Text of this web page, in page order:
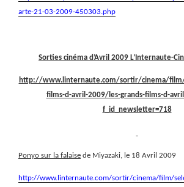
arte-21-03-2009-450303.php
Sorties cinéma d’Avril 2009 L’Internaute-
http://www.linternaute.com/sortir/cinema/film/
films-d-avril-2009/les-grands-films-d-
f_id_newsletter=718
Ponyo sur la falaise de Miyazaki, le 18 Avril 2009
http://www.linternaute.com/sortir/cinema/film/